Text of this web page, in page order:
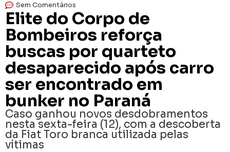
Sem Comentários
Elite do Corpo de
Bombeiros reforça
buscas por quarteto
desaparecido após carro
ser encontrado em
bunker no Paraná
Caso ganhou novos desdobramentos
nesta sexta-feira (12), com a descoberta
da Fiat Toro branca utilizada pelas
vítimas